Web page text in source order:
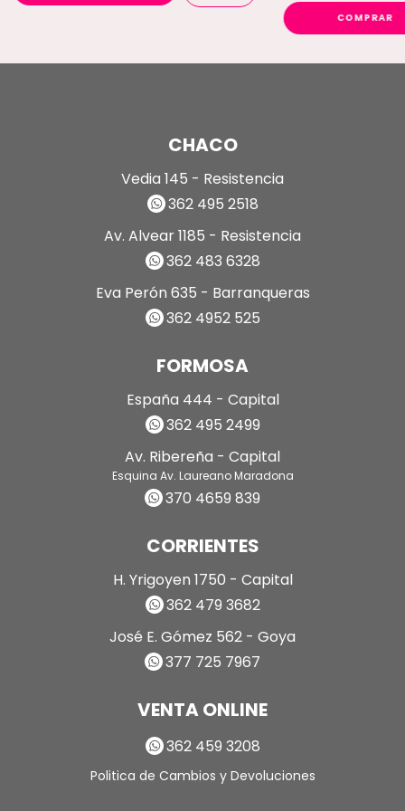
COMPRAR
CHACO
Vedia 145 - Resistencia
362 495 2518
Av. Alvear 1185 - Resistencia
362 483 6328
Eva Perón 635 - Barranqueras
362 4952 525
FORMOSA
España 444 - Capital
362 495 2499
Av. Ribereña - Capital
Esquina Av. Laureano Maradona
370 4659 839
CORRIENTES
H. Yrigoyen 1750 - Capital
362 479 3682
José E. Gómez 562 - Goya
377 725 7967
VENTA ONLINE
362 459 3208
Politica de Cambios y Devoluciones